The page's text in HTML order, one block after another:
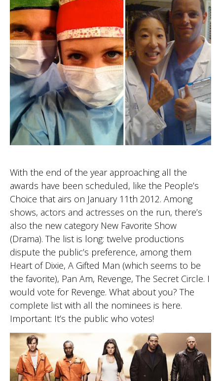
With the end of the year approaching all the
awards have been scheduled, like the People’s
Choice that airs on January 11th 2012. Among
shows, actors and actresses on the run, there’s
also the new category New Favorite Show
(Drama). The list is long: twelve productions
dispute the public’s preference, among them
Heart of Dixie, A Gifted Man (which seems to be
the favorite), Pan Am, Revenge, The Secret Circle. I
would vote for Revenge. What about you? The
complete list with all the nominees is here.
Important: It’s the public who votes!